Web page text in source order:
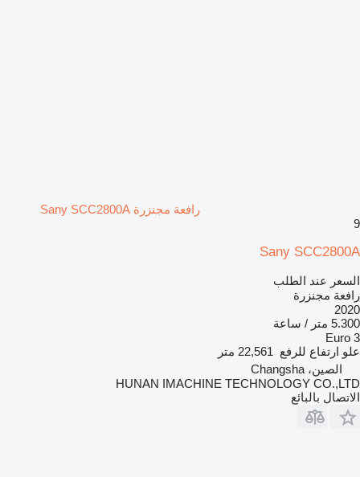
رافعة مجنزرة Sany SCC2800A
9
Sany SCC2800A
السعر عند الطلب
رافعة مجنزرة
2020
5.300 متر / ساعة
Euro 3
علو ارتفاع للرفع 22,561 متر
الصين، Changsha
HUNAN IMACHINE TECHNOLOGY CO.,LTD
الاتصال بالبائع